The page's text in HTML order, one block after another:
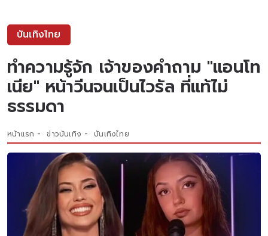
บันเทิงไทย
ทำความรู้จัก เจ้าของคำถาม "แอนโท
เนีย" หน้าวีนจนเป็นไวรัล ที่แท้ไม่
ธรรมดา
หน้าแรก ข่าวบันเทิง บันเทิงไทย